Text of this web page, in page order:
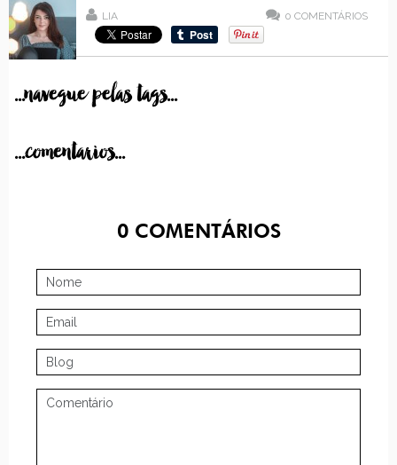
LIA 0 COMENTÁRIOS
...navegue pelas tags...
...comentarios...
0COMENTÁRIOS